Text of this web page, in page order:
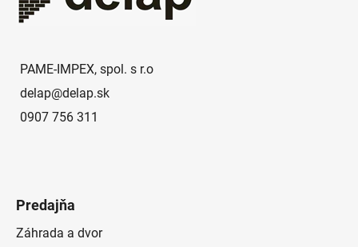
PAME-IMPEX, spol. s r.o
delap@delap.sk
0907 756 311
Predajňa
Záhrada a dvor